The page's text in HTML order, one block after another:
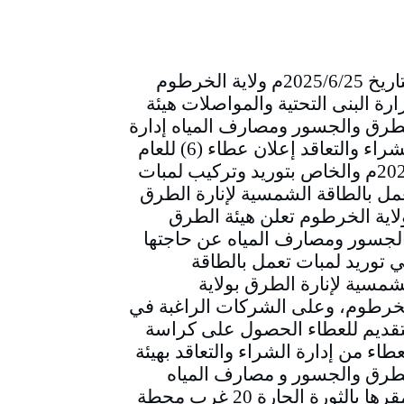
التاريخ 2025/6/25م ولاية الخرطوم
البنى التحتية والمواصلات هيئة
والجسور ومصارف المياه إدارة
الشراء والتعاقد إعلان عطاء (6) للعام
2025م والخاص بتوريد وتركيب لمبات
بالطاقة الشمسية لإنارة الطرق
الخرطوم تعلن هيئة الطرق
ومصارف المياه عن حاجتها
توريد لمبات تعمل بالطاقة
لإنارة الطرق بولاية
وعلى الشركات الراغبة في
للعطاء الحصول على كراسة
من إدارة الشراء والتعاقد بهيئة
والجسور و مصارف المياه
بمقرها بالثورة الحارة 20 غرب محطة